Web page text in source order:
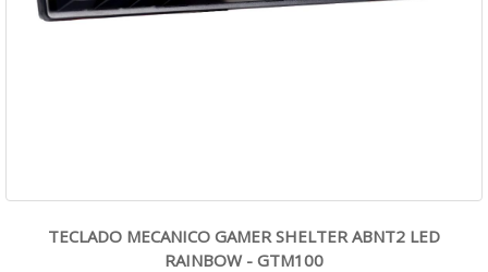
TECLADO MECANICO GAMER SHELTER ABNT2 LED
RAINBOW - GTM100